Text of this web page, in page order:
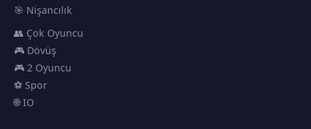
🎯 Nişancılık
👥 Çok Oyuncu
🎮 Dövüş
🎮 2 Oyuncu
⚽ Spor
🌐 IO